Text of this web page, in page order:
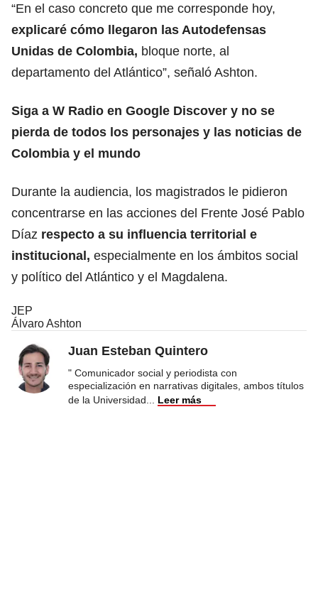
“En el caso concreto que me corresponde hoy,
explicaré cómo llegaron las Autodefensas
Unidas de Colombia, bloque norte, al
departamento del Atlántico”, señaló Ashton.
Siga a W Radio en Google Discover y no se
pierda de todos los personajes y las noticias de
Colombia y el mundo
Durante la audiencia, los magistrados le pidieron
concentrarse en las acciones del Frente José Pablo
Díaz respecto a su influencia territorial e
institucional, especialmente en los ámbitos social
y político del Atlántico y el Magdalena.
JEP
Álvaro Ashton
Juan Esteban Quintero
" Comunicador social y periodista con
especialización en narrativas digitales, ambos títulos
de la Universidad
Leer más